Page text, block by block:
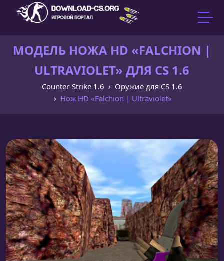
МОДЕЛЬ НОЖА HD «FALCHION |
ULTRAVIOLET» ДЛЯ CS 1.6
Counter-Strike 1.6
Оружие для CS 1.6
Нож HD «Falchion | Ultraviolet»